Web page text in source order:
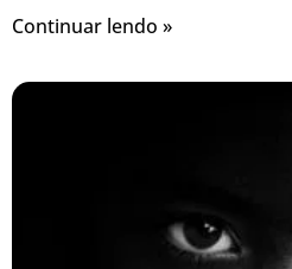
Continuar lendo »